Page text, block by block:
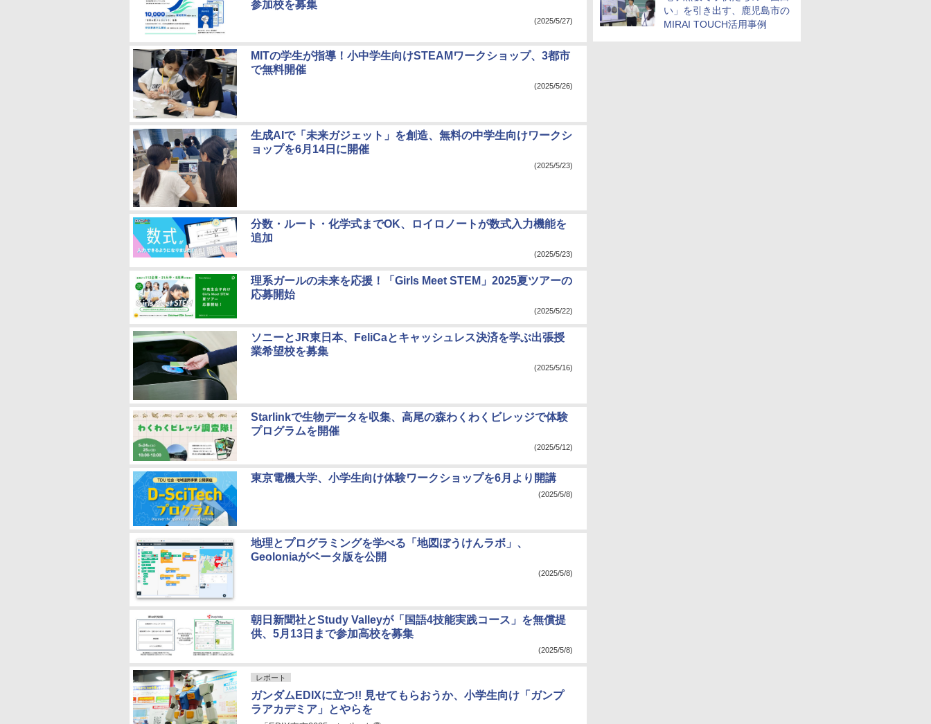
い」を引き出す、鹿児島市の
MIRAI TOUCH活用事例
参加校を募集
(2025/5/27)
MITの学生が指導！小中学生向けSTEAMワークショップ、3都市
で無料開催
(2025/5/26)
生成AIで「未来ガジェット」を創造、無料の中学生向けワークシ
ョップを6月14日に開催
(2025/5/23)
分数・ルート・化学式までOK、ロイロノートが数式入力機能を
追加
(2025/5/23)
理系ガールの未来を応援！「Girls Meet STEM」2025夏ツアーの
応募開始
(2025/5/22)
ソニーとJR東日本、FeliCaとキャッシュレス決済を学ぶ出張授
業希望校を募集
(2025/5/16)
Starlinkで生物データを収集、高尾の森わくわくビレッジで体験
プログラムを開催
(2025/5/12)
東京電機大学、小学生向け体験ワークショップを6月より開講
(2025/5/8)
地理とプログラミングを学べる「地図ぼうけんラボ」、
Geoloniaがベータ版を公開
(2025/5/8)
朝日新聞社とStudy Valleyが「国語4技能実践コース」を無償提
供、5月13日まで参加高校を募集
(2025/5/8)
レポート
ガンダムEDIXに立つ!! 見せてもらおうか、小学生向け「ガンプ
ラアカデミア」とやらを